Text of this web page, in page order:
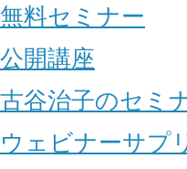
無料セミナー
公開講座
古谷治子のセミ
ウェビナーサプ